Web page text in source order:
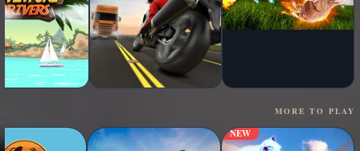
MORE TO PLAY
NEW